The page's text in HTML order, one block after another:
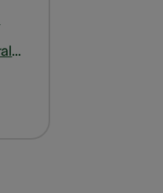
Como cessar o zumbido nos ouvidos naturalmente